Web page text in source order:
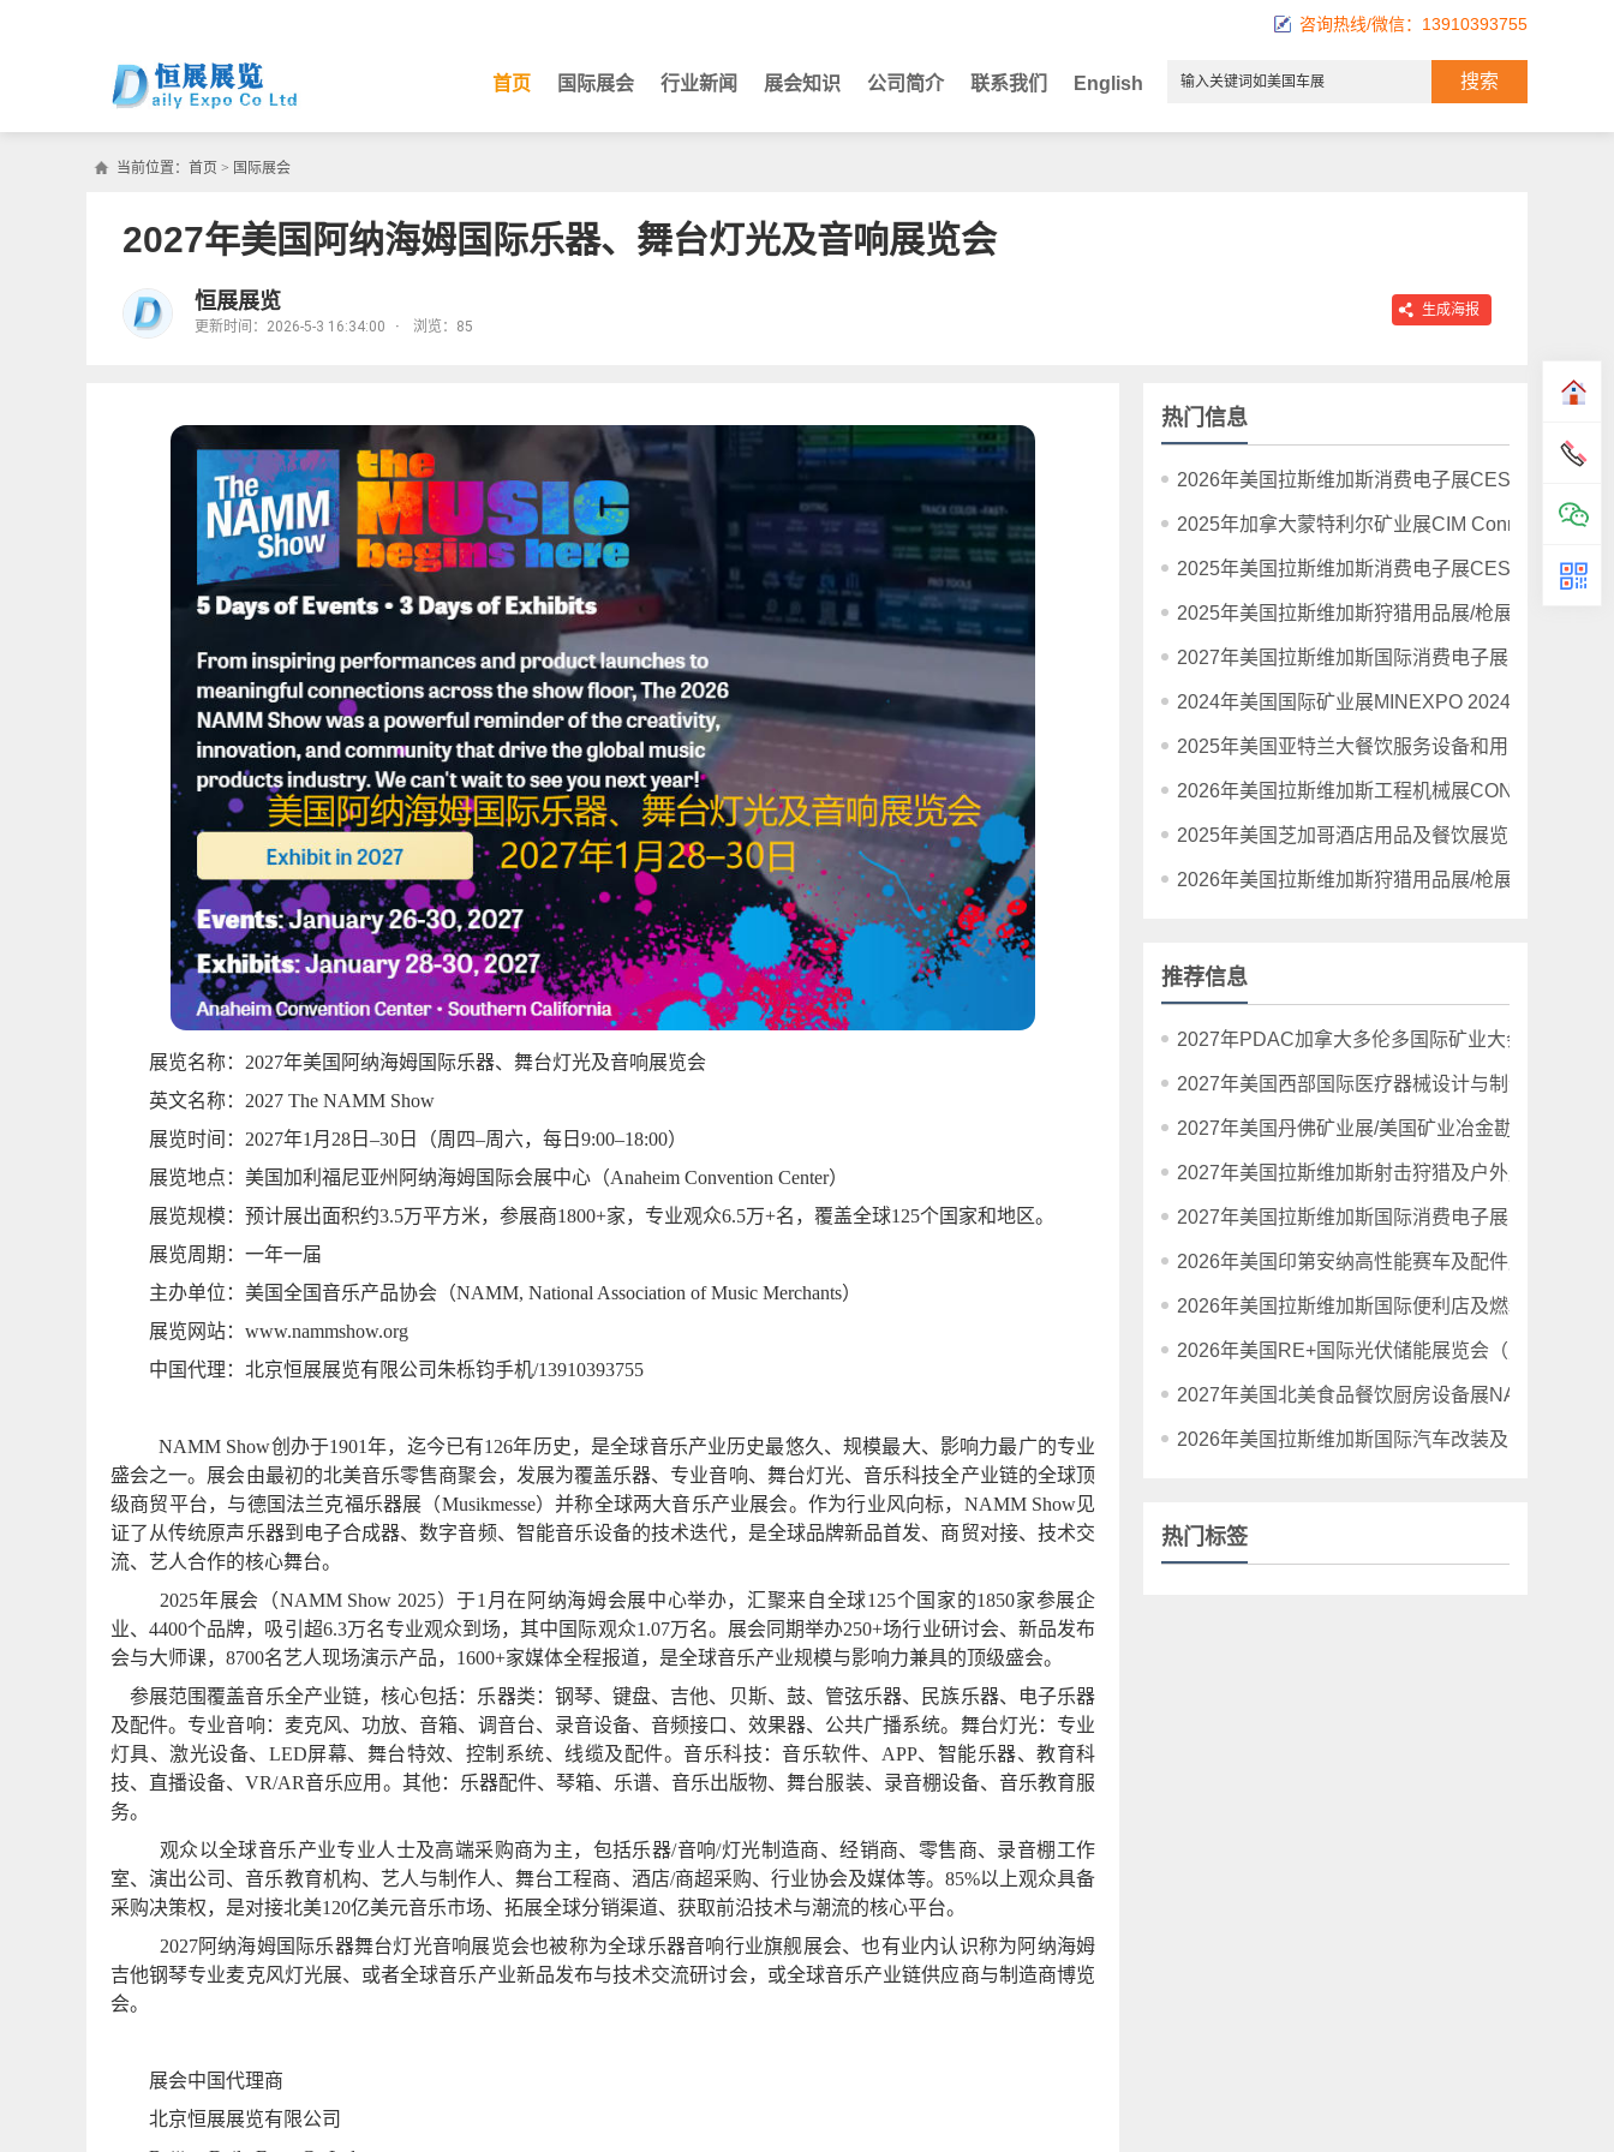
咨询热线/微信：13910393755
首页 国际展会 行业新闻 展会知识 公司简介 联系我们 English
当前位置： 首页 > 国际展会
2027年美国阿纳海姆国际乐器、舞台灯光及音响展览会
恒展展览
更新时间：2026-5-3 16:34:00 · 浏览： 85
生成海报
展览名称： 2027年美国阿纳海姆国际乐器、舞台灯光及音响展览会
英文名称： 2027 The NAMM Show
展览时间： 2027年1 月 28 日–30 日（周四–周六，每日 9:00–18:00）
展览地点：美国加利福尼亚州阿纳海姆国际会展中心（Anaheim Convention Center）
展览规模：预计展出面积约3.5万平方米，参展商1800+家，专业观众6.5万+名，覆盖全球125个国家和地区。
展览周期：一年一届
主办单位：美国全国音乐产品协会（NAMM, National Association of Music Merchants）
展览网站： www.nammshow.org
中国代理：北京恒展展览有限公司朱栎钧手机/13910393755
NAMM Show创办于1901年，迄今已有126年历史，是全球音乐产业历史最悠久、规模最大、影响力最广的专业
盛会之一。展会由最初的北美音乐零售商聚会，发展为覆盖乐器、专业音响、舞台灯光、音乐科技全产业链的全球顶
级商贸平台，与德国法兰克福乐器展（Musikmesse）并称全球两大音乐产业展会。作为行业风向标， NAMM Show见
证了从传统原声乐器到电子合成器、数字音频、智能音乐设备的技术迭代，是全球品牌新品首发、商贸对接、技术交
流、艺人合作的核心舞台。
2025年展会（NAMM Show 2025）于1 月在阿纳海姆会展中心举办，汇聚来自全球125个国家的1850家参展企
业、4400个品牌，吸引超6.3万名专业观众到场，其中国际观众1.07万名。展会同期举办250+场行业研讨会、新品发布
会与大师课， 8700名艺人现场演示产品， 1600+家媒体全程报道，是全球音乐产业规模与影响力兼具的顶级盛会。
参展范围覆盖音乐全产业链，核心包括：乐器类：钢琴、键盘、吉他、贝斯、鼓、管弦乐器、民族乐器、电子乐器
及配件。专业音响：麦克风、功放、音箱、调音台、录音设备、音频接口、效果器、公共广播系统。舞台灯光：专业
灯具、激光设备、 LED屏幕、舞台特效、控制系统、线缆及配件。音乐科技：音乐软件、 APP、智能乐器、教育科
技、直播设备、VR/AR音乐应用。其他：乐器配件、琴箱、乐谱、音乐出版物、舞台服装、录音棚设备、音乐教育服
务。
观众以全球音乐产业专业人士及高端采购商为主，包括乐器/音响/灯光制造商、经销商、零售商、录音棚工作
室、演出公司、音乐教育机构、艺人与制作人、舞台工程商、酒店/商超采购、行业协会及媒体等。 85%以上观众具备
采购决策权，是对接北美120亿美元音乐市场、拓展全球分销渠道、获取前沿技术与潮流的核心平台。
2027阿纳海姆国际乐器舞台灯光音响展览会也被称为全球乐器音响行业旗舰展会、也有业内认识称为阿纳海姆
吉他钢琴专业麦克风灯光展、或者全球音乐产业新品发布与技术交流研讨会，或全球音乐产业链供应商与制造商博览
会。
展会中国代理商
北京恒展展览有限公司
热门信息
2026年美国拉斯维加斯消费电子展CES 2026
2025年加拿大蒙特利尔矿业展CIM Connect
2025年美国拉斯维加斯消费电子展CES 2025
2025年美国拉斯维加斯狩猎用品展/枪展/射击展
2027年美国拉斯维加斯国际消费电子展览会
2024年美国国际矿业展MINEXPO 2024年9月24-26
2025年美国亚特兰大餐饮服务设备和用品展The
2026年美国拉斯维加斯工程机械展CONEXPO-
2025年美国芝加哥酒店用品及餐饮展览会NRA
2026年美国拉斯维加斯狩猎用品展/枪展/射击展
推荐信息
2027年PDAC加拿大多伦多国际矿业大会暨展览会
2027年美国西部国际医疗器械设计与制造展览会
2027年美国丹佛矿业展/美国矿业冶金勘探展
2027年美国拉斯维加斯射击狩猎及户外用品展览会
2027年美国拉斯维加斯国际消费电子展览会
2026年美国印第安纳高性能赛车及配件展PRI
2026年美国拉斯维加斯国际便利店及燃料零售业展
2026年美国RE+国际光伏储能展览会（暨清洁能源
2027年美国北美食品餐饮厨房设备展NAFEM
2026年美国拉斯维加斯国际汽车改装及配件博览会
热门标签